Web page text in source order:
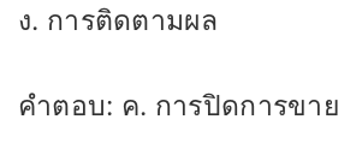
ง. การติดตามผล
คำตอบ: ค. การปิดการขาย